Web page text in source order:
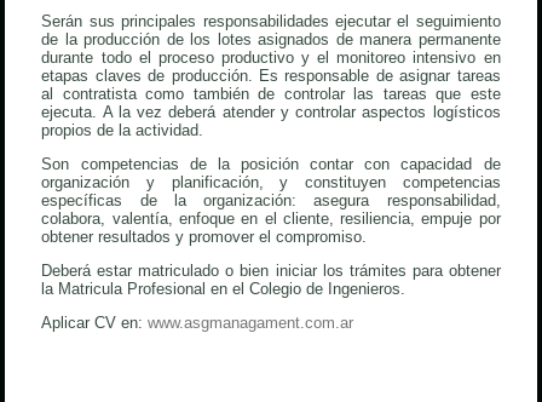
Serán sus principales responsabilidades ejecutar el seguimiento
de la producción de los lotes asignados de manera permanente
durante todo el proceso productivo y el monitoreo intensivo en
etapas claves de producción. Es responsable de asignar tareas
al contratista como también de controlar las tareas que este
ejecuta. A la vez deberá atender y controlar aspectos logísticos
propios de la actividad.
Son competencias de la posición contar con capacidad de
organización y planificación, y constituyen competencias
específicas de la organización: asegura responsabilidad,
colabora, valentía, enfoque en el cliente, resiliencia, empuje por
obtener resultados y promover el compromiso.
Deberá estar matriculado o bien iniciar los trámites para obtener
la Matricula Profesional en el Colegio de Ingenieros.
Aplicar CV en:www.asgmanagament.com.ar